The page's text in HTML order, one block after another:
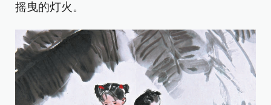
摇曳的灯火。